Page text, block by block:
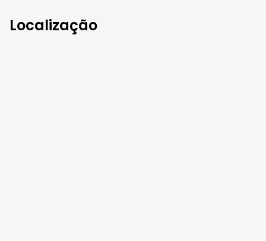
Localização